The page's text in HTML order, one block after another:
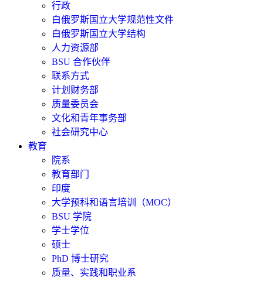
行政
白俄罗斯国立大学规范性文件
白俄罗斯国立大学结构
人力资源部
BSU 合作伙伴
联系方式
计划财务部
质量委员会
文化和青年事务部
社会研究中心
教育
院系
教育部门
印度
大学预科和语言培训（MOC）
BSU 学院
学士学位
硕士
PhD 博士研究
质量、实践和职业系